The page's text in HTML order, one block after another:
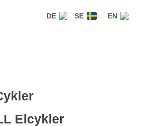
Elcykler
DE SE EN